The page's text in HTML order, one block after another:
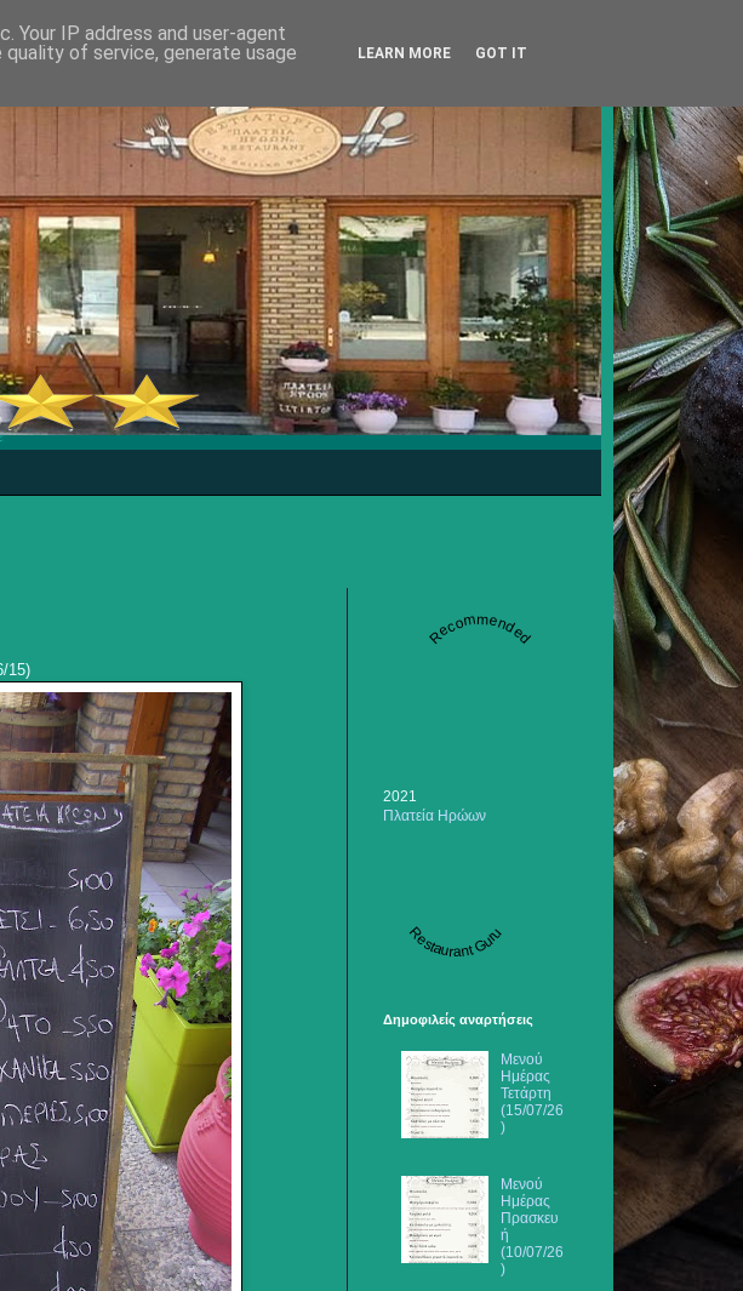
15)
Recommended
2021
Πλατεία Ηρώων
Restaurant Guru
Δημοφιλείς αναρτήσεις
Μενού
Ημέρας
Τετάρτη
(15/07/26
)
Μενού
Ημέρας
Πρασκευ
ή
(10/07/26
)
Your IP address and user-agent
of service, generate usage
LEARN MORE GOT IT